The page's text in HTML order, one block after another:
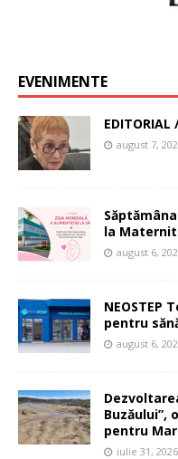
EVENIMENTE
EDITORIAL
august 7,
la
august 6,
NEOSTEP
pentru
august 6,
Buzăului”,
pentru
iulie 31, 2026